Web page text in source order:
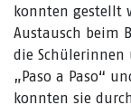
konnten gestellt
Austausch beim
die
„Paso a Paso“
konnten sie